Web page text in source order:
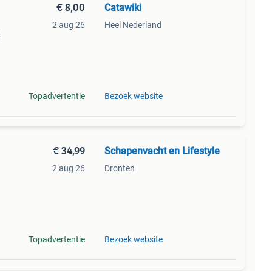
€ 8,00
2 aug 26
Topadvertentie
Catawiki
Heel Nederland
Bezoek website
€ 34,99
2 aug 26
Topadvertentie
Schapenvacht en Lifestyle
Dronten
Bezoek website